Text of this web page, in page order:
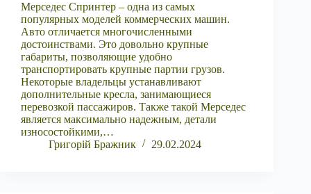
Мерседес Спринтер – одна из самых
популярных моделей коммерческих машин.
Авто отличается многочисленными
достоинствами. Это довольно крупные
габариты, позволяющие удобно
транспортировать крупные партии грузов.
Некоторые владельцы устанавливают
дополнительные кресла, занимающиеся
перевозкой пассажиров. Также такой Мерседес
является максимально надежным, детали
износостойкими,…
Григорій Бражник
29.02.2024